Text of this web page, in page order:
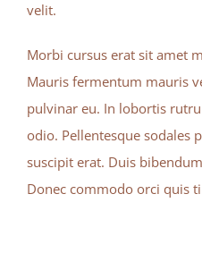
velit.
Morbi cursus erat sit amet
Mauris fermentum mauris
pulvinar eu. In lobortis
odio. Pellentesque sodales
suscipit erat. Duis
Donec commodo orci quis